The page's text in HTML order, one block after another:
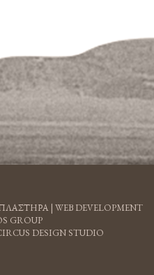
| WEB DEVELOPMENT
GROUP
DESIGN STUDIO